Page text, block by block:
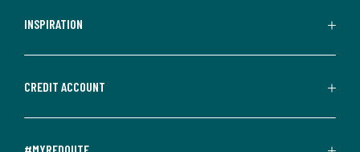
INSPIRATION
CREDIT ACCOUNT